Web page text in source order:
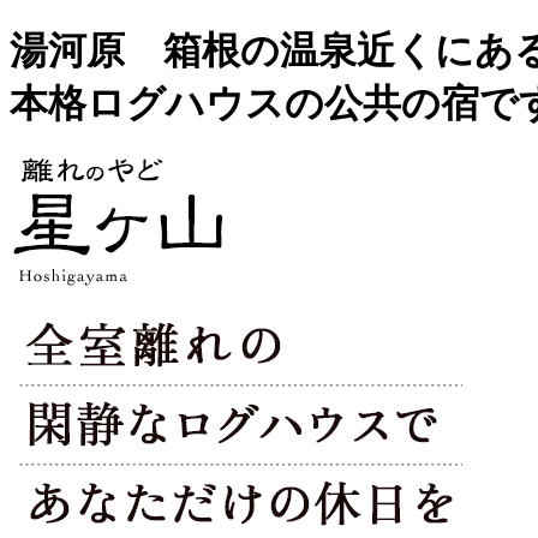
湯河原 箱根の温泉近くにあ
本格ログハウスの公共の宿で